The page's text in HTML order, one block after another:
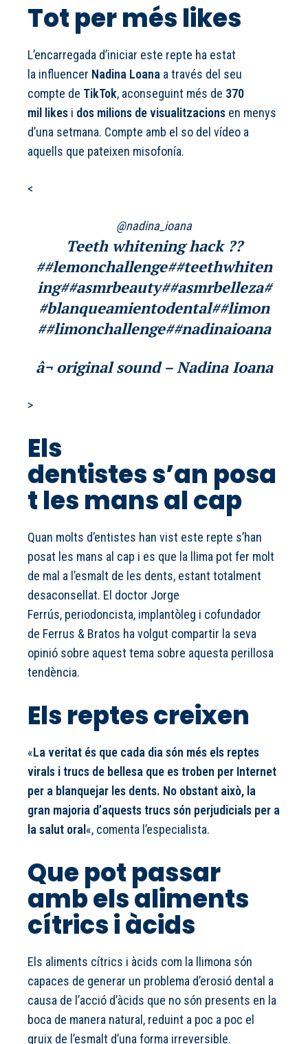
Tot per més likes
L’encarregada d’iniciar este repte ha estat
la influencer Nadina Loana a través del seu
compte de TikTok, aconseguint més de 370
mil likes i dos milions de visualitzacions en menys
d’una setmana. Compte amb el so del vídeo a
aquells que pateixen misofonía.
<
@nadina_ioana
Teeth whitening hack ??
##lemonchallenge##teethwhiten
ing##asmrbeauty##asmrbelleza#
#blanqueamientodental##limon
##limonchallenge##nadinaioana
â¬ original sound – Nadina Ioana
>
Els
dentistes s’an posa
t les mans al cap
Quan molts d’entistes han vist este repte s’han
posat les mans al cap i es que la llima pot fer molt
de mal a l’esmalt de les dents, estant totalment
desaconsellat. El doctor Jorge
Ferrús, periodoncista, implantòleg i cofundador
de Ferrus & Bratos ha volgut compartir la seva
opinió sobre aquest tema sobre aquesta perillosa
tendència.
Els reptes creixen
«La veritat és que cada dia són més els reptes
virals i trucs de bellesa que es troben per Internet
per a blanquejar les dents. No obstant això, la
gran majoria d’aquests trucs són perjudicials per a
la salut oral «, comenta l’especialista.
Que pot passar
amb els aliments
cítrics i àcids
Els aliments cítrics i àcids com la llimona són
capaces de generar un problema d’erosió dental a
causa de l’acció d’àcids que no són presents en la
boca de manera natural, reduint a poc a poc el
gruix de l’esmalt d’una forma irreversible.